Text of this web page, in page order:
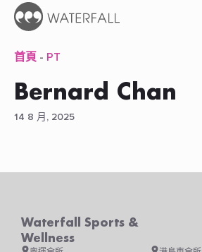
首頁 - PT
Bernard Chan
14 8 月, 2025
Waterfall Sports &
Wellness